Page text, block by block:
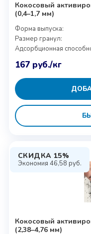
Кокосовый
(0,4–1,7 мм)
Форма выпуска:
Размер гранул:
Адсорбционная
167 руб./кг
СКИДКА 15%
Экономия 46,58 руб.
Кокосовый
(2,38–4,76 мм)